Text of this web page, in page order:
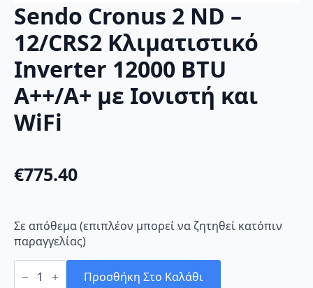
Sendo Cronus 2 ND –
12/CRS2 Κλιματιστικό
Inverter 12000 BTU
A++/A+ με Ιονιστή και
WiFi
€775.40
Σε απόθεμα (επιπλέον μπορεί να ζητηθεί κατόπιν
παραγγελίας)
Sendo
Cronus Προσθήκη Στο Καλάθι